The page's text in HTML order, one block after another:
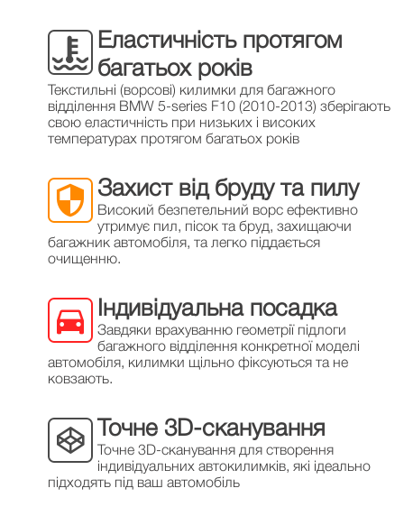
Еластичність протягом
багатьох років
Текстильні (ворсові) килимки для багажного
відділення BMW 5-series F10 (2010-2013) зберігають
свою еластичність при низьких і високих
температурах протягом багатьох років
Захист від бруду та пилу
Високий безпетельний ворс ефективно
утримує пил, пісок та бруд, захищаючи
багажник автомобіля, та легко піддається
очищенню.
Індивідуальна посадка
Завдяки врахуванню геометрії підлоги
багажного відділення конкретної моделі
автомобіля, килимки щільно фіксуються та не
ковзають.
Точне 3D-сканування
Точне 3D-сканування для створення
індивідуальних автокилимків, які ідеально
підходять під ваш автомобіль